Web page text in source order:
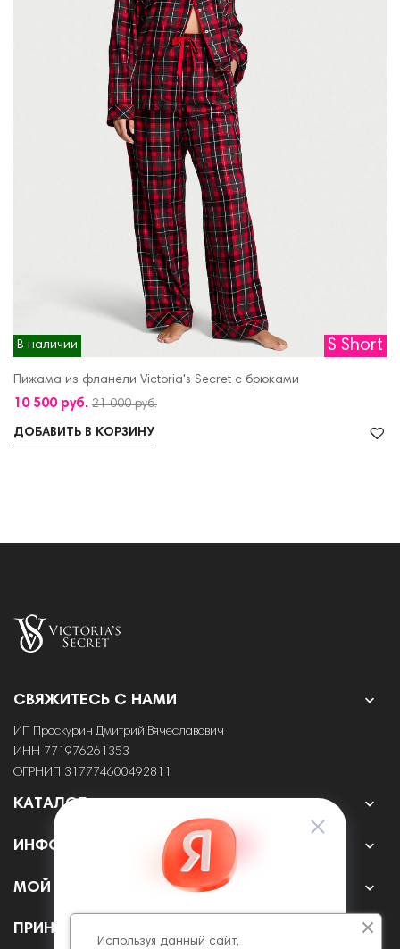
В наличии S Short
Пижама из фланели Victoria's Secret с брюками
10 500 руб. 21 000 руб.
ДОБАВИТЬ В КОРЗИНУ
СВЯЖИТЕСЬ С НАМИ 
ИП Проскурин Дмитрий Вячеславович
ИНН 771976261353
ОГРНИП 317774600492811
КАТАЛОГ 
ИНФОРМАЦИЯ 
МОЙ АККАУНТ 
ПРИНИМАЕМ К ОПЛАТЕ ОНЛАЙН
Используя данный сайт,